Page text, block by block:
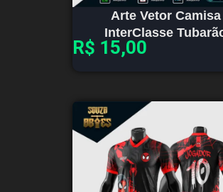
Arte Vetor Camisa
InterClasse
R$ 15,00